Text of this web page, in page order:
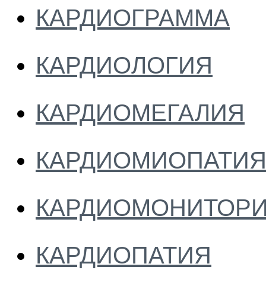
КАРДИОГРАММА
КАРДИОЛОГИЯ
КАРДИОМЕГАЛИЯ
КАРДИОМИОПАТИЯ
КАРДИОПАТИЯ